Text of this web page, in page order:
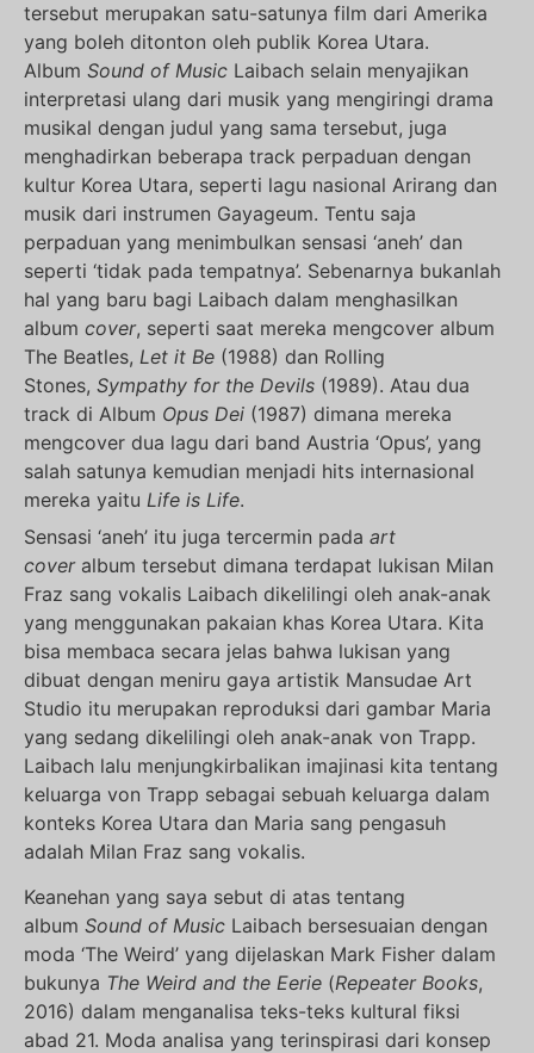
tersebut merupakan satu-satunya film dari Amerika
yang boleh ditonton oleh publik Korea Utara.
Album Sound of Music Laibach selain menyajikan
interpretasi ulang dari musik yang mengiringi drama
musikal dengan judul yang sama tersebut, juga
menghadirkan beberapa track perpaduan dengan
kultur Korea Utara, seperti lagu nasional Arirang dan
musik dari instrumen Gayageum. Tentu saja
perpaduan yang menimbulkan sensasi ‘aneh’ dan
seperti ‘tidak pada tempatnya’. Sebenarnya bukanlah
hal yang baru bagi Laibach dalam menghasilkan
album cover, seperti saat mereka mengcover album
The Beatles, Let it Be (1988) dan Rolling
Stones, Sympathy for the Devils (1989). Atau dua
track di Album Opus Dei (1987) dimana mereka
mengcover dua lagu dari band Austria ‘Opus’, yang
salah satunya kemudian menjadi hits internasional
mereka yaitu Life is Life.
Sensasi ‘aneh’ itu juga tercermin pada art
coveralbum tersebut dimana terdapat lukisan Milan
Fraz sang vokalis Laibach dikelilingi oleh anak-anak
yang menggunakan pakaian khas Korea Utara. Kita
bisa membaca secara jelas bahwa lukisan yang
dibuat dengan meniru gaya artistik Mansudae Art
Studio itu merupakan reproduksi dari gambar Maria
yang sedang dikelilingi oleh anak-anak von Trapp.
Laibach lalu menjungkirbalikan imajinasi kita tentang
keluarga von Trapp sebagai sebuah keluarga dalam
konteks Korea Utara dan Maria sang pengasuh
adalah Milan Fraz sang vokalis.
Keanehan yang saya sebut di atas tentang
album Sound of Music Laibach bersesuaian dengan
moda ‘The Weird’ yang dijelaskan Mark Fisher dalam
bukunya The Weird and the Eerie (Repeater Books,
2016) dalam menganalisa teks-teks kultural fiksi
abad 21. Moda analisa yang terinspirasi dari konsep